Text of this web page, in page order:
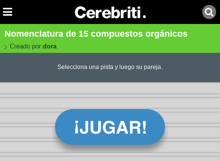
Nomenclatura de 15 compuestos orgánicos
Creado por:dora
Selecciona una pista y luego su pareja.